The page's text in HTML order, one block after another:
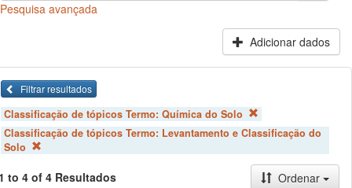
Pesquisa avançada
Adicionar dados
Filtrar resultados
Classificação de tópicos Termo: Química do Solo
Classificação de tópicos Termo: Levantamento e Classificação do
Solo
to 4 of 4 Resultados
Ordenar